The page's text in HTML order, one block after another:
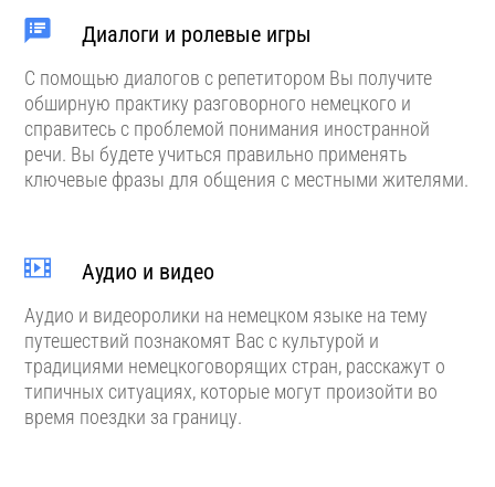
Диалоги и ролевые игры
С помощью диалогов с репетитором Вы получите
обширную практику разговорного немецкого и
справитесь с проблемой понимания иностранной
речи. Вы будете учиться правильно применять
ключевые фразы для общения с местными жителями.
Аудио и видео
Аудио и видеоролики на немецком языке на тему
путешествий познакомят Вас с культурой и
традициями немецкоговорящих стран, расскажут о
типичных ситуациях, которые могут произойти во
время поездки за границу.